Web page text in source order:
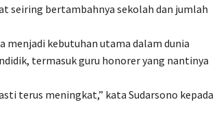
seiring bertambahnya sekolah dan jumlah
menjadi kebutuhan utama dalam dunia
termasuk guru honorer yang nantinya
terus meningkat,” kata Sudarsono kepada